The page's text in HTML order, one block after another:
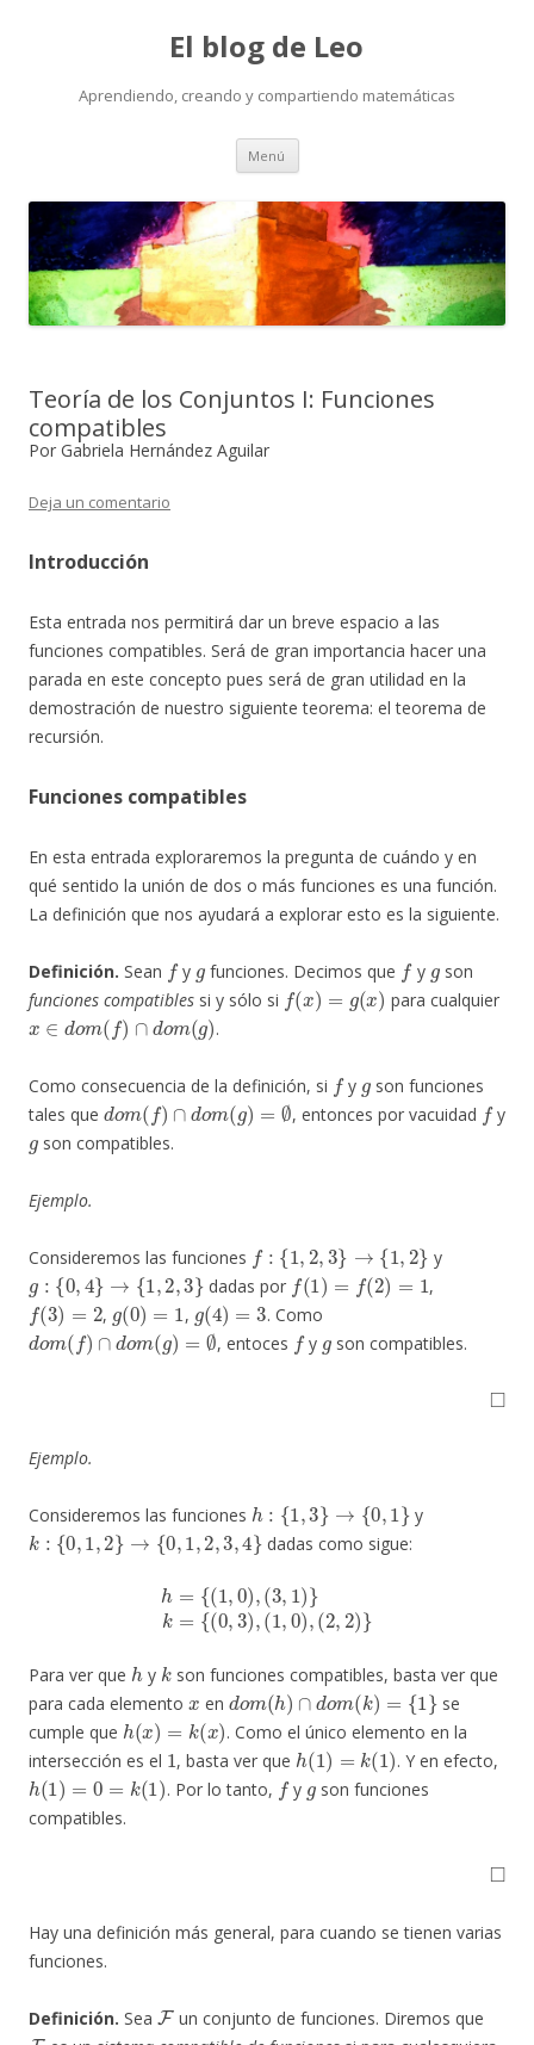
El blog de Leo
Aprendiendo, creando y compartiendo matemáticas
Menú Saltar
contenido
Teoría de los Conjuntos I: Funciones
compatibles
Por Gabriela Hernández Aguilar
Deja un comentario
Introducción
Esta entrada nos permitirá dar un breve espacio a las
funciones compatibles. Será de gran importancia hacer una
parada en este concepto pues será de gran utilidad en la
demostración de nuestro siguiente teorema: el teorema de
recursión.
Funciones compatibles
En esta entrada exploraremos la pregunta de cuándo y en
qué sentido la unión de dos o más funciones es una función.
La definición que nos ayudará a explorar esto es la siguiente.
Definición. Sean y funciones. Decimos que
f
y
son
funciones compatibles si y sólo si
f(x)=g(x)
para cualquier
x∈dom (f)∩dom(g)
.
Como consecuencia de la definición, si y
son funciones
tales que
dom(f)∩dom( g)=∅
, entonces por vacuidad
f
y
g
son compatibles.
Ejemplo.
Consideremos las funciones
: , 3 → }
y
g:{0,4}→{1,2,3}
dadas por
f(1)=f( )=1
,
f(3)=2
,
g(0)=1
,
g (4)=3
. Como
dom( f)∩ dom g )=∅
, entoces
f
y
g
son compatibles.
◻
Ejemplo.
Consideremos las funciones
h 1, }→ 1}
y
k:{0,1,2}→{0,1,2,3,4}
dadas como sigue:
1, 3,1 }k ={( 0,3)
Para ver que
h
y
k
son funciones compatibles, basta ver que
para cada elemento
x
en
dom(h)∩dom(k)= {1}
se
cumple que
h(x)=k( x)
. Como el único elemento en la
intersección es el
, basta ver que
h(1)=k(1)
. Y en efecto,
h(1)=0=k(1)
. Por lo tanto,
f
y
g
son funciones
compatibles.
◻
Hay una definición más general, para cuando se tienen varias
funciones.
Definición. Sea
F
un conjunto de funciones. Diremos que
F